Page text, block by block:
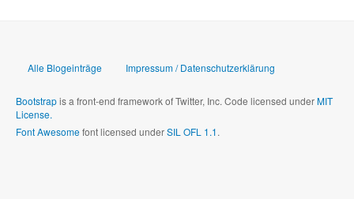
Alle Blogeinträge Impressum / Datenschutzerklärung
Bootstrapis a front-end framework of Twitter, Inc. Code licensed underMIT
License.
Font Awesomefont licensed underSIL OFL 1.1.